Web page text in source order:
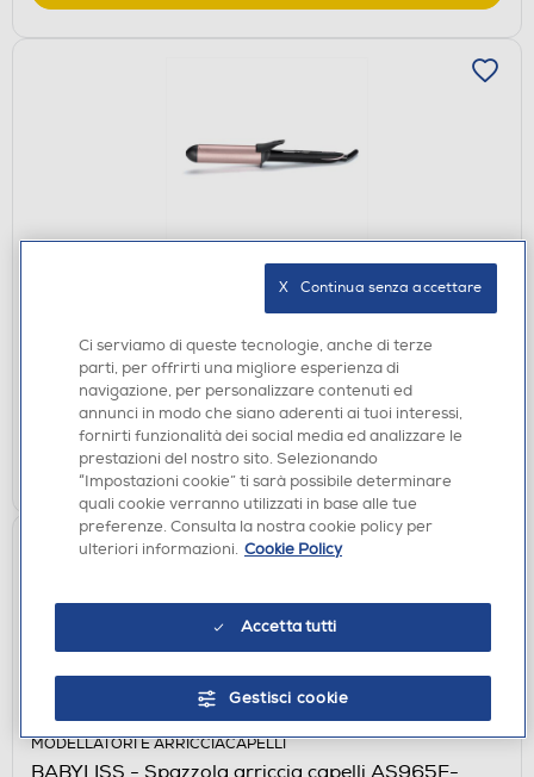
MODELLATORI E ARRICCIACAPELLI
BABYLISS - Ferro per capelli C453E-Nero/Rosa
€ 50,90
Acquisto online: disponibile
Ritiro in negozio in 30' gratuito:verifica
AGGIUNGI
MODELLATORI E ARRICCIACAPELLI
BABYLISS - Spazzola arriccia capelli AS965E-
Ci serviamo di queste tecnologie, anche di terze
parti, per offrirti una migliore esperienza di
navigazione, per personalizzare contenuti ed
annunci in modo che siano aderenti ai tuoi interessi,
fornirti funzionalità dei social media ed analizzare le
prestazioni del nostro sito. Selezionando
“Impostazioni cookie” ti sarà possibile determinare
quali cookie verranno utilizzati in base alle tue
preferenze. Consulta la nostra cookie policy per
ulteriori informazioni. Cookie Policy
Accetta tutti
Gestisci cookie
X   Continua senza accettare